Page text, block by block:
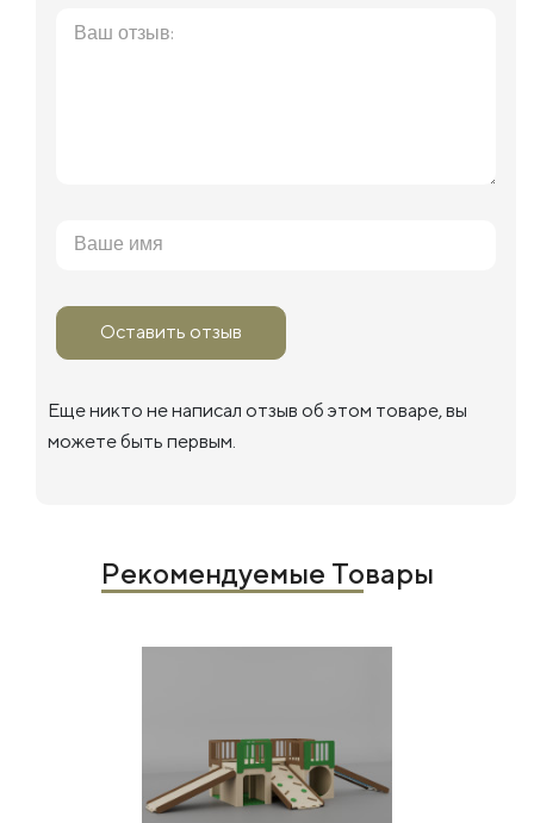
Оставить отзыв
Еще никто не написал отзыв об этом товаре, вы
можете быть первым.
Рекомендуемые Товары